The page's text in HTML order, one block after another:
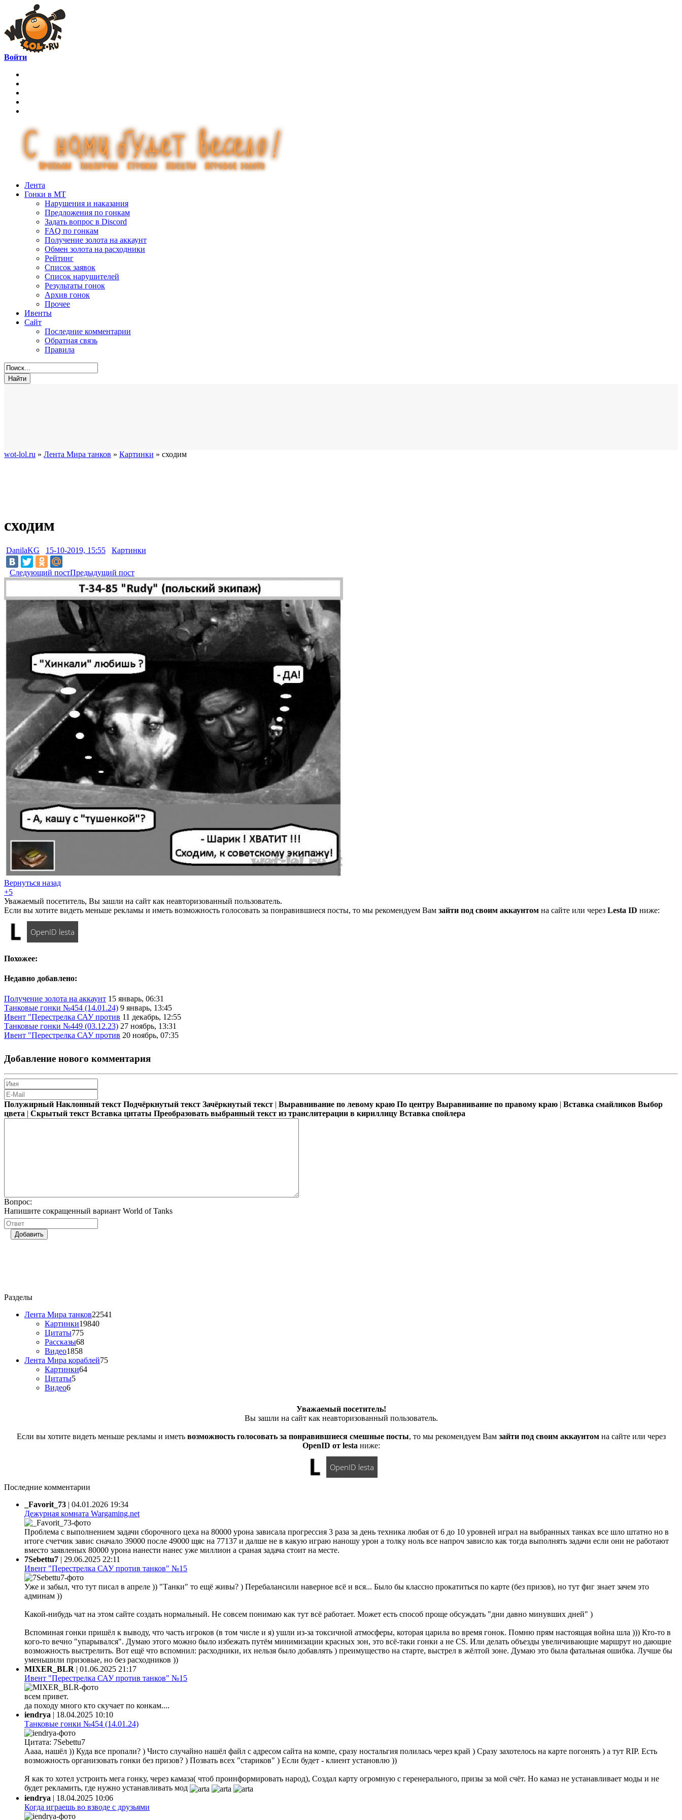
Войти
Лента
Гонки в МТ
Нарушения и наказания
Предложения по гонкам
Задать вопрос в Discord
FAQ по гонкам
Получение золота на аккаунт
Обмен золота на расходники
Рейтинг
Список заявок
Список нарушителей
Результаты гонок
Архив гонок
Прочее
Ивенты
Сайт
Последние комментарии
Обратная связь
Правила
wot-lol.ru » Лента Мира танков » Картинки » сходим
сходим
DanilaKG 15-10-2019, 15:55 Картинки
Следующий постПредыдущий пост
Вернуться назад
+5
Уважаемый посетитель, Вы зашли на сайт как неавторизованный пользователь.
Если вы хотите видеть меньше рекламы и иметь возможность голосовать за понравившиеся посты, то мы рекомендуем Вам зайти под своим аккаунтом на сайте или через Lesta ID ниже:
OpenID lesta
Похожее:
Недавно добавлено:
Получение золота на аккаунт 15 январь, 06:31
Танковые гонки №454 (14.01.24) 9 январь, 13:45
Ивент "Перестрелка САУ против 11 декабрь, 12:55
Танковые гонки №449 (03.12.23) 27 ноябрь, 13:31
Ивент "Перестрелка САУ против 20 ноябрь, 07:35
Добавление нового комментария
Полужирный Наклонный текст Подчёркнутый текст Зачёркнутый текст | Выравнивание по левому краю По центру Выравнивание по правому краю | Вставка смайликов Выбор
цвета | Скрытый текст Вставка цитаты Преобразовать выбранный текст из транслитерации в кириллицу Вставка спойлера
Вопрос:
Напишите сокращенный вариант World of Tanks
Добавить
Разделы
Лента Мира танков22541
Картинки19840
Цитаты775
Рассказы68
Видео1858
Лента Мира кораблей75
Картинки64
Цитаты5
Видео6
Уважаемый посетитель!
Вы зашли на сайт как неавторизованный пользователь.
Если вы хотите видеть меньше рекламы и иметь возможность голосовать за понравившиеся смешные посты, то мы рекомендуем Вам зайти под своим аккаунтомна сайте или через
OpenID от lesta ниже:
OpenID lesta
Последние комментарии
_Favorit_73 | 04.01.2026 19:34
Дежурная комната Wargaming.net
Проблема с выполнением задачи сборочного цеха на 80000 урона зависала прогрессия 3 раза за день техника любая от 6 до 10 уровней играл на выбранных танках все шло штатно но в
итоге счетчик завис сначало 39000 после 49000 щяс на 77137 и далше не в какую играю наношу урон а толку ноль все напроч зависло как тогда выполнять задачи если они не работают
вместо заявленых 80000 урона нанести нанес уже миллион а сраная задача стоит на месте.
7Sebettu7 | 29.06.2025 22:11
Ивент "Перестрелка САУ против танков" №15
Уже и забыл, что тут писал в апреле )) "Танки" то ещё живы? ) Перебалансили наверное всё и вся... Было бы классно прокатиться по карте (без призов), но тут фиг знает зачем это
админам ))
Какой-нибудь чат на этом сайте создать нормальный. Не совсем понимаю как тут всё работает. Может есть способ проще обсуждать "дни давно минувших дней" )
Вспоминая гонки пришёл к выводу, что часть игроков (в том числе и я) ушли из-за токсичной атмосферы, которая царила во время гонок. Помню прям настоящая война шла ))) Кто-то в
кого-то вечно "упарывался". Думаю этого можно было избежать путём минимизации красных зон, это всё-таки гонки а не CS. Или делать объезды увеличивающие маршрут но дающие
возможность выстрелить. Вот ещё что вспомнил: расходники, их нельзя было добавлять ) преимущество на старте, выстрел в жёлтой зоне. Думаю это была фатальная ошибка. Лучше бы
уменьшили призовые, но без расходников ))
MIXER_BLR | 01.06.2025 21:17
Ивент "Перестрелка САУ против танков" №15
всем привет.
да походу много кто скучает по конкам....
iendrya | 18.04.2025 10:10
Танковые гонки №454 (14.01.24)
Цитата: 7Sebettu7
Аааа, нашёл )) Куда все пропали? ) Чисто случайно нашёл файл с адресом сайта на компе, сразу ностальгия полилась через край ) Сразу захотелось на карте погонять ) а тут RIP. Есть
возможность организовать гонки без призов? ) Позвать всех "стариков" ) Если будет - клиент установлю ))
Я как то хотел устроить мега гонку, через камаза( чтоб проинформировать народ), Создал карту огромную с геренерального, призы за мой счёт. Но камаз не устанавливает моды и не
будет рекламить, где нужно устанавливать мод
iendrya | 18.04.2025 10:06
Когда играешь во взводе с друзьями